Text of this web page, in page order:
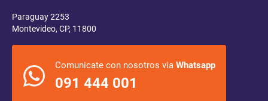
Paraguay 2253
Montevideo, CP, 11800
Comunicate con nosotros via Whatsapp
091 444 001